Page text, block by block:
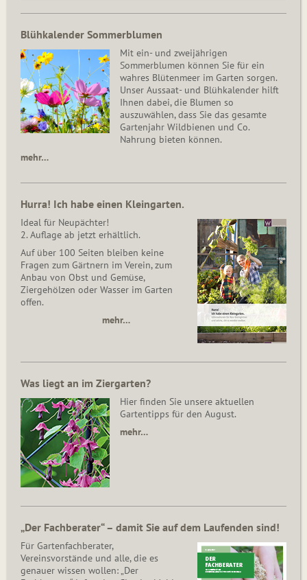
Blühkalender Sommerblumen
Mit ein- und zweijährigen
Sommerblumen können Sie für ein
wahres Blütenmeer im Garten sorgen.
Unser Aussaat- und Blühkalender hilft
Ihnen dabei, die Blumen so
auszuwählen, dass Sie das gesamte
Gartenjahr Wildbienen und Co.
Nahrung bieten können.
mehr…
Hurra! Ich habe einen Kleingarten.
Ideal für Neupächter!
2. Auflage ab jetzt erhältlich.
Auf über 100 Seiten bleiben keine
Fragen zum Gärtnern im Verein, zum
Anbau von Obst und Gemüse,
Ziergehölzen oder Wasser im Garten
offen.
mehr…
Was liegt an im Ziergarten?
Hier finden Sie unsere aktuellen
Gartentipps für den August.
mehr…
„Der Fachberater“ – damit Sie auf dem Laufenden sind!
Für Gartenfachberater,
Vereinsvorstände und alle, die es
genauer wissen wollen: „Der